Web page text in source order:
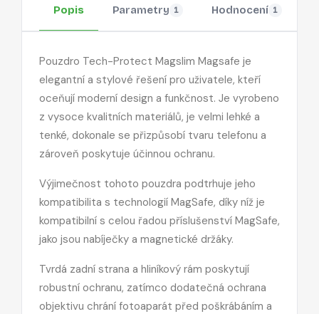
Popis Parametry 1 Hodnocení 1
Pouzdro Tech-Protect Magslim Magsafe je
elegantní a stylové řešení pro uživatele, kteří
oceňují moderní design a funkčnost. Je vyrobeno
z vysoce kvalitních materiálů, je velmi lehké a
tenké, dokonale se přizpůsobí tvaru telefonu a
zároveň poskytuje účinnou ochranu.
Výjimečnost tohoto pouzdra podtrhuje jeho
kompatibilita s technologií MagSafe, díky níž je
kompatibilní s celou řadou příslušenství MagSafe,
jako jsou nabíječky a magnetické držáky.
Tvrdá zadní strana a hliníkový rám poskytují
robustní ochranu, zatímco dodatečná ochrana
objektivu chrání fotoaparát před poškrábáním a